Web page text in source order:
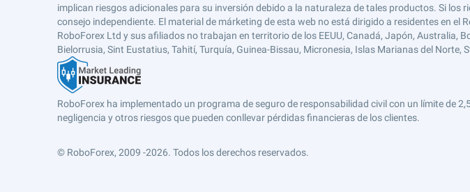
implican riesgos adicionales para su inversión debido a la naturaleza de tales productos. Si
consejo independiente. El material de márketing de esta web no está dirigido a residentes en
RoboForex Ltd y sus afiliados no trabajan en territorio de los EEUU, Canadá, Japón, Australia,
Bielorrusia, Sint Eustatius, Tahití, Turquía, Guinea-Bissau, Micronesia, Islas Marianas del
RoboForex ha implementado un programa de seguro de responsabilidad civil con un límite de
negligencia y otros riesgos que pueden conllevar pérdidas financieras de los clientes.
© RoboForex, 2009 -2026. Todos los derechos reservados.